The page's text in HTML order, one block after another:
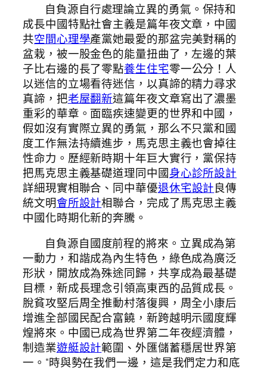
自負源自行處理論立異的勇氣。保持和
成長中國特點社會主義是篇年夜文章，中國
共空間心理學產黨她最愛的那盆完美對稱的
盆栽，被一股金色的能量扭曲了，左邊的葉
子比右邊的長了零點養生住宅零一公分！人
以迷信的立場看待迷信，以真諦的精力尋求
真諦，把老屋翻新這篇年夜文章寫出了濃墨
重彩的華章。面臨疾速變更的世界和中國，
假如沒有實際立異的勇氣，那么不只黨和國
度工作無法持續進步，馬克思主義也會掉往
性命力。歷經新時期十年巨大實行，黨保持
把馬克思主義基礎道理同中國身心診所設計
詳細現實相聯合、同中華優退休宅設計良傳
統文明會所設計相聯合，完成了馬克思主義
中國化時期化新的奔騰。
自負源自國度前程的將來。立異成為第
一動力，和諧成為內生特色，綠色成為廣泛
形狀，開放成為殊途同歸，共享成為最基礎
目標，新成長理念引領高東西的品質成長。
脫貧攻堅后周全推動村落復興，周全小康后
增進全部國民配合富饒，新跨越明示國度輝
煌將來。中國已成為世界第二年夜經濟體，
制造業遊艇設計範圍、外匯儲蓄穩居世界第
一。“時與勢在我們一邊，這是我們定力和底